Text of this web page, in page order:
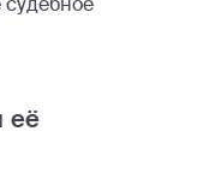
её